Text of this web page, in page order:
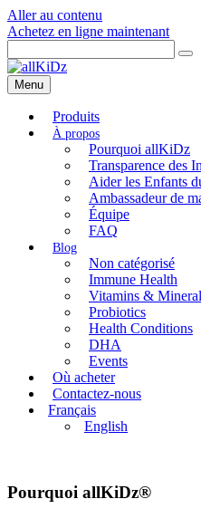
Aller au contenu
Achetez en ligne maintenant
Menu
Produits
Pourquoi allKiDz
Transparence des
Aider les Enfants
Ambassadeur de
Équipe
FAQ
Non catégorisé
Immune Health
Vitamins &
Probiotics
Health Conditions
DHA
Events
Où acheter
Contactez-nous
Français
English
Pourquoi allKiDz®